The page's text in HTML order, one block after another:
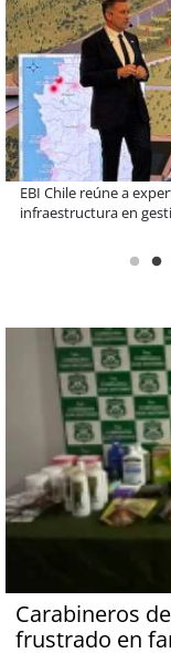
Más de 1.600 alumnos
Sopraval en lo que va
Carabineros
frustrado en